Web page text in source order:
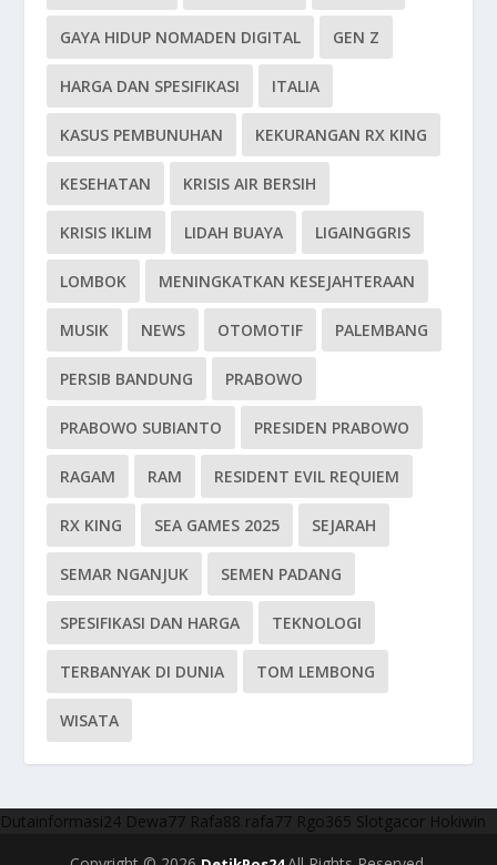
GAYA HIDUP NOMADEN DIGITAL GEN Z
HARGA DAN SPESIFIKASI ITALIA
KASUS PEMBUNUHAN KEKURANGAN RX KING
KESEHATAN KRISIS AIR BERSIH
KRISIS IKLIM LIDAH BUAYA LIGAINGGRIS
LOMBOK MENINGKATKAN KESEJAHTERAAN
MUSIK NEWS OTOMOTIF PALEMBANG
PERSIB BANDUNG PRABOWO
PRABOWO SUBIANTO PRESIDEN PRABOWO
RAGAM RAM RESIDENT EVIL REQUIEM
RX KING SEA GAMES 2025 SEJARAH
SEMAR NGANJUK SEMEN PADANG
SPESIFIKASI DAN HARGA TEKNOLOGI
TERBANYAK DI DUNIA TOM LEMBONG
WISATA
Dutainformasi24 Dewa77 Rafa88 rafa77 Rgo365 Slotgacor Hokiwin